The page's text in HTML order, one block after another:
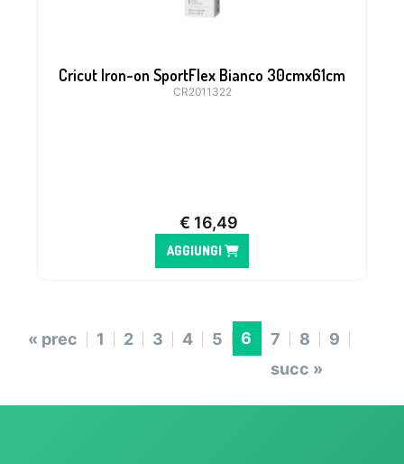
Cricut Iron-on SportFlex Bianco 30cmx61cm
CR2011322
€ 16,49
AGGIUNGI
« prec 1 2 3 4 5 6 7 8
9
succ »